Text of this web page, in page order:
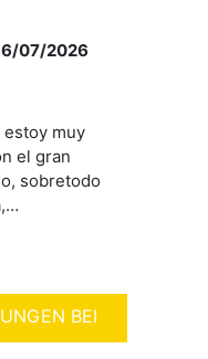
07/2026
muy
el gran
sobretodo
por el
BEI